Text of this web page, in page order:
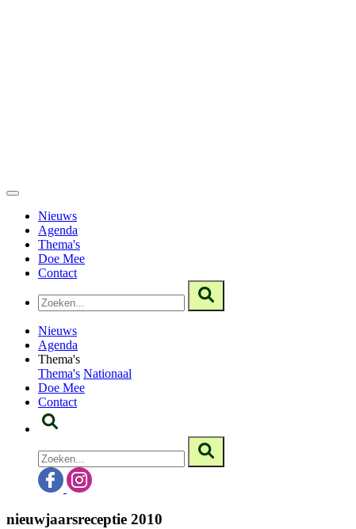
Nieuws
Agenda
Thema's
Doe Mee
Contact
Nieuws
Agenda
Thema's
Thema's Nationaal
Doe Mee
Contact
nieuwjaarsreceptie 2010